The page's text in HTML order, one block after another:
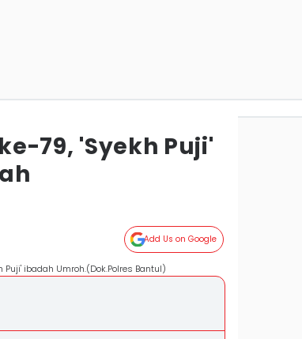
79, 'Syekh Puji'
Add Us on Google
ibadah Umroh.(Dok.Polres Bantul)